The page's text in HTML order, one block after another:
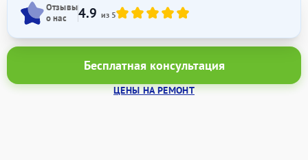
Отзывы
о нас
4.9 из 5
Бесплатная консультация
ЦЕНЫ НА РЕМОНТ